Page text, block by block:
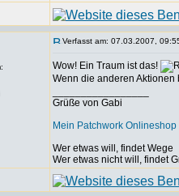
Verfasst am: 07.03.2007,
Wow! Ein Traum ist das!
Wenn die anderen
Grüße von Gabi
Mein Patchwork Onlineshop
Wer etwas will, findet Wege
Wer etwas nicht will, findet